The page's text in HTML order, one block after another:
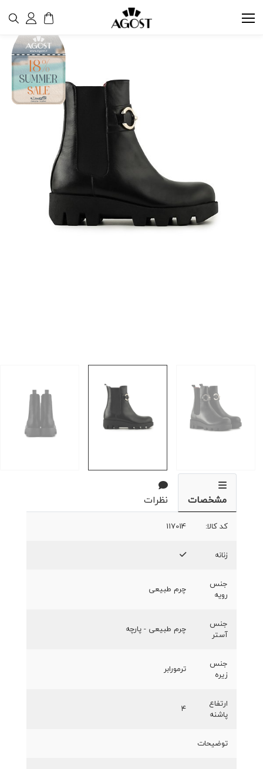
مشخصات نظرات
کد کالا: 117014
زنانه
جنس
رویه
چرم طبیعی
جنس
آستر
چرم طبیعی - پارچه
جنس
زیره
ترمورابر
ارتفاع
پاشنه
۴
توضیحات